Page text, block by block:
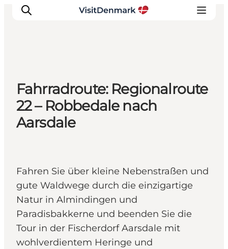
Inspiration
Regionen
Erlebnisse
Unterkünfte
Fahrradroute: Regionalroute
22 – Robbedale nach
Aarsdale
Fahren Sie über kleine Nebenstraßen und
gute Waldwege durch die einzigartige
Natur in Almindingen und
Paradisbakkerne und beenden Sie die
Tour in der Fischerdorf Aarsdale mit
wohlverdientem Heringe und